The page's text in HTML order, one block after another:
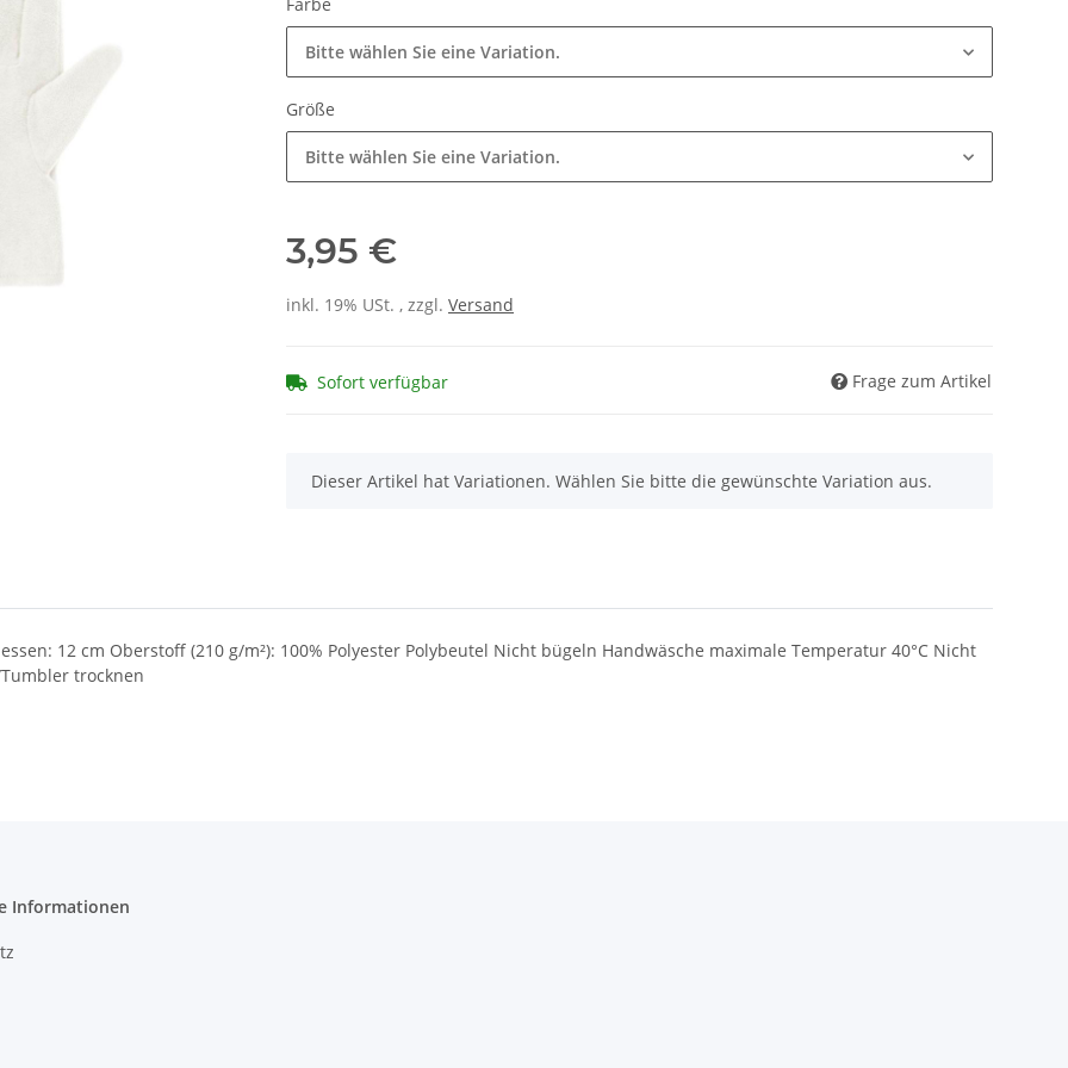
Bitte wählen Sie eine Variation.
Größe
Bitte wählen Sie eine Variation.
3,95 €
inkl. 19% USt. , zzgl. Versand
Sofort verfügbar Frage zum Artikel
x
Dieser Artikel hat Variationen. Wählen Sie bitte die gewünschte Variation aus.
12 cm Oberstoff (210 g/m²): 100% Polyester Polybeutel Nicht bügeln Handwäsche maximale Temperatur 40°C Nicht
trocknen
Informationen